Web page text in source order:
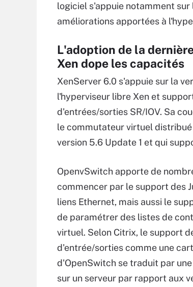
logiciel s'appuie notamment sur
améliorations apportées à
L'adoption de la
Xen dope les capacités
XenServer 6.0 s'appuie sur la
l'hyperviseur libre Xen et
d'entrées/sorties SR/IOV. Sa
le commutateur virtuel
version 5.6 Update 1 et qui
OpenvSwitch apporte de
commencer par le support des
liens Ethernet, mais aussi le
de paramétrer des listes de
virtuel. Selon Citrix, le support
d'entrée/sorties comme une
d'OpenSwitch se traduit par
sur un serveur par rapport aux